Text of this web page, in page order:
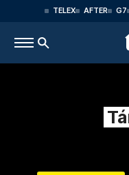
TELEX AFTER G7